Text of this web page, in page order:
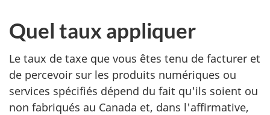
Quel taux appliquer
Le taux de taxe que vous êtes tenu de facturer et
de percevoir sur les produits numériques ou
services spécifiés dépend du fait qu'ils soient ou
non fabriqués au Canada et, dans l'affirmative,